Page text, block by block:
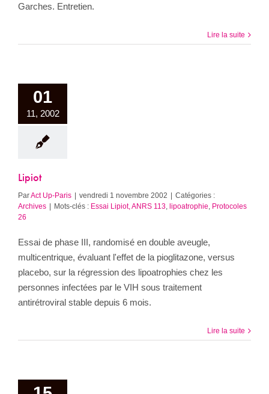
Garches. Entretien.
Lire la suite
01
11, 2002
Lipiot
ParAct Up-Paris | vendredi 1 novembre 2002 | Catégories :
Archives | Mots-clés : Essai Lipiot, ANRS 113 lipoatrophie Protocoles
26
Essai de phase III, randomisé en double aveugle,
multicentrique, évaluant l'effet de la pioglitazone, versus
placebo, sur la régression des lipoatrophies chez les
personnes infectées par le VIH sous traitement
antirétroviral stable depuis 6 mois.
Lire la suite